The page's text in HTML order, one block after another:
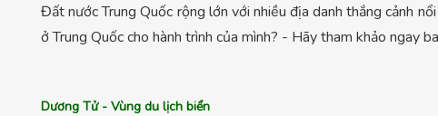
Đất nước Trung Quốc rộng lớn với nhiều địa danh thắng cảnh
ở Trung Quốc cho hành trình của mình? - Hãy tham khảo ngay
Dương Tử - Vùng du lịch biển